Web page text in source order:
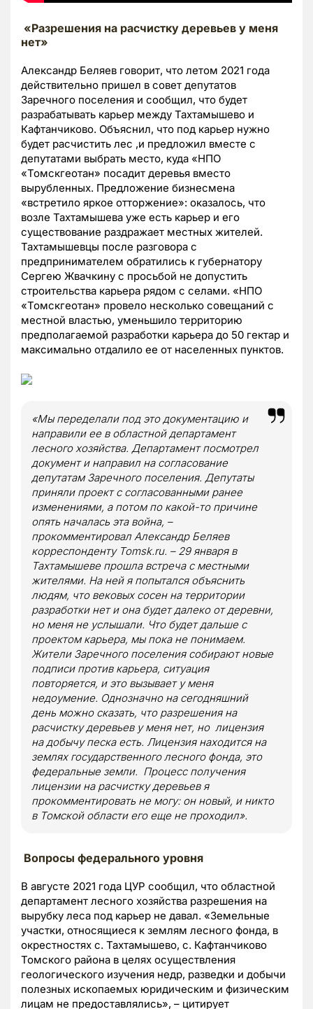
«Разрешения на расчистку деревьев у меня
нет»
Александр Беляев говорит, что летом 2021 года
действительно пришел в совет депутатов
Заречного поселения и сообщил, что будет
разрабатывать карьер между Тахтамышево и
Кафтанчиково. Объяснил, что под карьер нужно
будет расчистить лес ,и предложил вместе с
депутатами выбрать место, куда «НПО
«Томскгеотан» посадит деревья вместо
вырубленных. Предложение бизнесмена
«встретило яркое отторжение»: оказалось, что
возле Тахтамышева уже есть карьер и его
существование раздражает местных жителей.
Тахтамышевцы после разговора с
предпринимателем обратились к губернатору
Сергею Жвачкину с просьбой не допустить
строительства карьера рядом с селами. «НПО
«Томскгеотан» провело несколько совещаний с
местной властью, уменьшило территорию
предполагаемой разработки карьера до 50 гектар и
максимально отдалило ее от населенных пунктов.
«Мы переделали под это документацию и
направили ее в областной департамент
лесного хозяйства. Департамент посмотрел
документ и направил на согласование
депутатам Заречного поселения. Депутаты
приняли проект с согласованными ранее
изменениями, а потом по какой-то причине
опять началась эта война, –
прокомментировал Александр Беляев
корреспонденту Tomsk.ru. – 29 января в
Тахтамышеве прошла встреча с местными
жителями. На ней я попытался объяснить
людям, что вековых сосен на территории
разработки нет и она будет далеко от деревни,
но меня не услышали. Что будет дальше с
проектом карьера, мы пока не понимаем.
Жители Заречного поселения собирают новые
подписи против карьера, ситуация
повторяется, и это вызывает у меня
недоумение. Однозначно на сегодняшний
день можно сказать, что разрешения на
расчистку деревьев у меня нет, но лицензия
на добычу песка есть. Лицензия находится на
землях государственного лесного фонда, это
федеральные земли. Процесс получения
лицензии на расчистку деревьев я
прокомментировать не могу: он новый, и никто
в Томской области его еще не проходил».
Вопросы федерального уровня
В августе 2021 года ЦУР сообщил, что областной
департамент лесного хозяйства разрешения на
вырубку леса под карьер не давал. «Земельные
участки, относящиеся к землям лесного фонда, в
окрестностях с. Тахтамышево, с. Кафтанчиково
Томского района в целях осуществления
геологического изучения недр, разведки и добычи
полезных ископаемых юридическим и физическим
лицам не предоставлялись», – цитирует